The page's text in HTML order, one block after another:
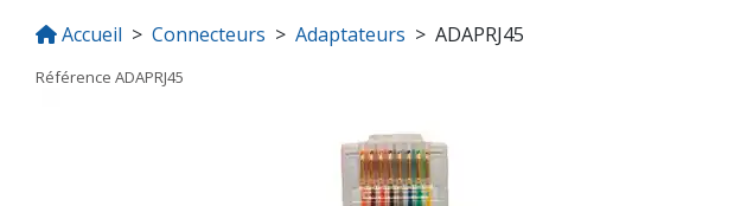
Accueil Connecteurs Adaptateurs ADAPRJ45
Référence ADAPRJ45